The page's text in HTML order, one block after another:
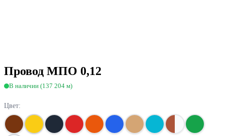
Провод МПО 0,12
В наличии (137 204 м)
Цвет: